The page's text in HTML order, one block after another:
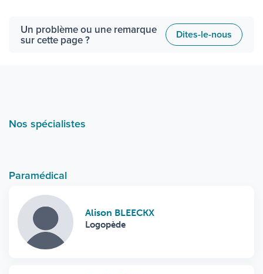
Un problème ou une remarque
sur cette page ? Dites-le-nous
Nos spécialistes
Paramédical
Alison BLEECKX
Logopède